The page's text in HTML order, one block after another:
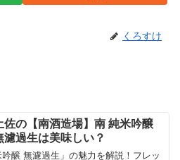
くろすけ
佐の【南酒造場】南 純米吟醸
濾過生は美味しい？
醸 無濾過生」の魅力を解説！フレッ